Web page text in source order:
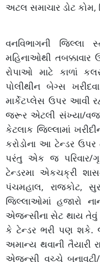
અટલ સમાચાર ડોટ કોમ,
વનવિભાગની જિલ્લા
મહિનાઓથી તબક્કાવાર
રોપાઓ માટે કાળાં
પોલીથીન બેગ્સ
માર્કેટપ્લેસ ઉપર આવી
જરૂર એટલી સંખ્યા/
કેટલાક જિલ્લામાં
કરોડોના આ ટેન્ડર
પરંતુ એક જ પરિવાર/
ટેન્ડરમા એકચક્રી
પંચમહાલ, રાજકોટ,
જિલ્લાઓમાં હજારો
એજન્સીના સેટ થાય તેવું
કે ટેન્ડર ભરી પણ શકે.
અમાન્ય થવાની
એજન્સી વચ્ચે